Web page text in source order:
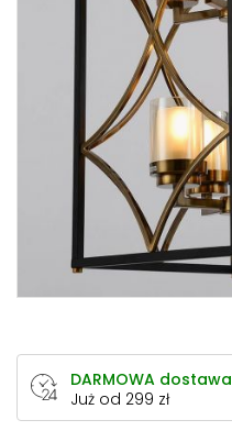
DARMOWA dostawa
Już od 299 zł